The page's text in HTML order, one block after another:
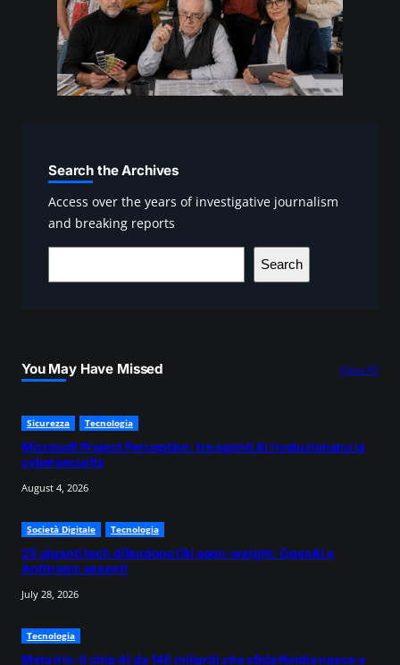
Search the Archives
Access over the years of investigative journalism
and breaking reports
e
h
Search
You May Have Missed View All
Sicurezza Tecnologia
Microsoft Project Perception: tre agenti AI rivoluzionano la
cybersecurity
August 4, 2026
Società Digitale Tecnologia
25 giganti tech difendono l’AI open-weight: OpenAI e
Anthropic assenti
July 28, 2026
Tecnologia
Meta Iris: il chip AI da 145 miliardi che sfida Nvidia nasce a